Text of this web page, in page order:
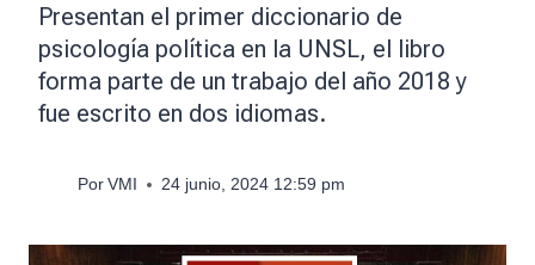
Presentan el primer diccionario de
psicología política en la UNSL, el libro
forma parte de un trabajo del año 2018 y
fue escrito en dos idiomas.
Por VMI 24 junio, 2024 12:59 pm